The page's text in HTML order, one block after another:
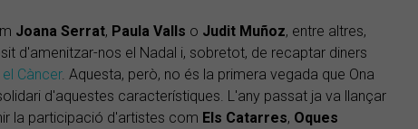
Joana Serrat, Paula Valls o Judit Muñoz, entre altres,
d'amenitzar-nos el Nadal i, sobretot, de recaptar diners
Càncer. Aquesta, però, no és la primera vegada que Ona
d'aquestes característiques. L'any passat ja va llançar
la participació d'artistes com Els Catarres, Oques